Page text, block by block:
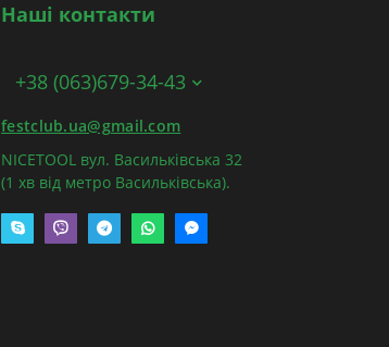
Наші контакти
+38 (063)679-34-43
festclub.ua@gmail.com
NICETOOL вул. Васильківська 32
(1 хв від метро Васильківська).